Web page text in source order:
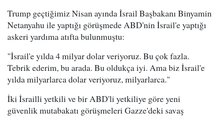
Trump geçtiğimiz Nisan ayında İsrail Başbakanı Binyamin
Netanyahu ile yaptığı görüşmede ABD'nin İsrail'e yaptığı
askeri yardıma atıfta bulunmuştu:
"İsrail'e yılda 4 milyar dolar veriyoruz. Bu çok fazla.
Tebrik ederim, bu arada. Bu oldukça iyi. Ama biz İsrail'e
yılda milyarlarca dolar veriyoruz, milyarlarca."
İki İsrailli yetkili ve bir ABD'li yetkiliye göre yeni
güvenlik mutabakatı görüşmeleri Gazze'deki savaş